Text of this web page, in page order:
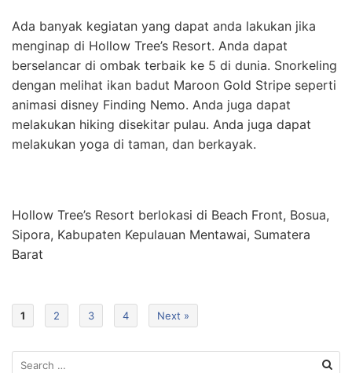
Ada banyak kegiatan yang dapat anda lakukan jika
menginap di Hollow Tree’s Resort. Anda dapat
berselancar di ombak terbaik ke 5 di dunia. Snorkeling
dengan melihat ikan badut Maroon Gold Stripe seperti
animasi disney Finding Nemo. Anda juga dapat
melakukan hiking disekitar pulau. Anda juga dapat
melakukan yoga di taman, dan berkayak.
Hollow Tree’s Resort berlokasi di Beach Front, Bosua,
Sipora, Kabupaten Kepulauan Mentawai, Sumatera
Barat
1 2 3 4 Next »
Search